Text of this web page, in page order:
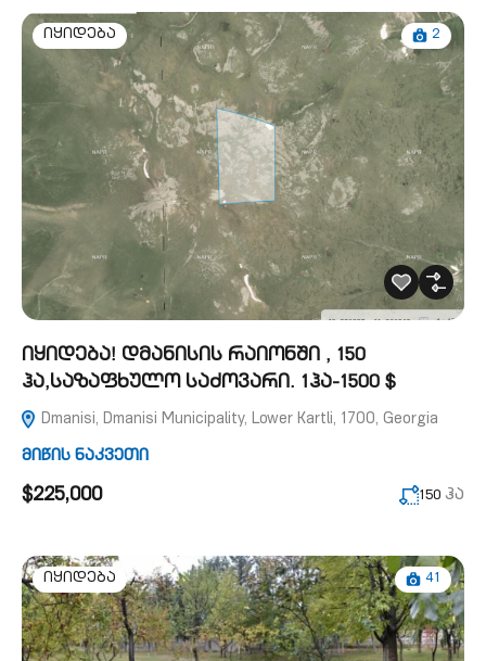
იყიდება 2
იყიდება! დმანისის რაიონში , 150
ჰა,საზაფხულო საძოვარი. 1ჰა-1500 $
Dmanisi, Dmanisi Municipality, Lower Kartli, 1700, Georgia
მიწის ნაკვეთი
$225,000 150 ჰა
იყიდება 41